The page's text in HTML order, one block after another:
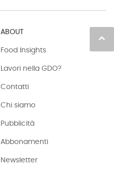
keyboard_arrow_up
ABOUT
Food Insights
Lavori nella GDO?
Contatti
Chi siamo
Pubblicità
Abbonamenti
Newsletter